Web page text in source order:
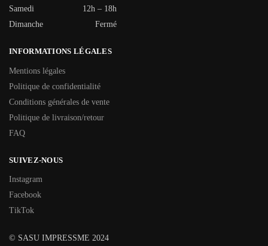
Samedi
12h – 18h
Dimanche
Fermé
INFORMATIONS LÉGALES
Mentions légales
Politique de confidentialité
Conditions générales de vente
Politique de livraison/retour
FAQ
SUIVEZ-NOUS
Instagram
Facebook
TikTok
© SASU IMPRESSME 2024